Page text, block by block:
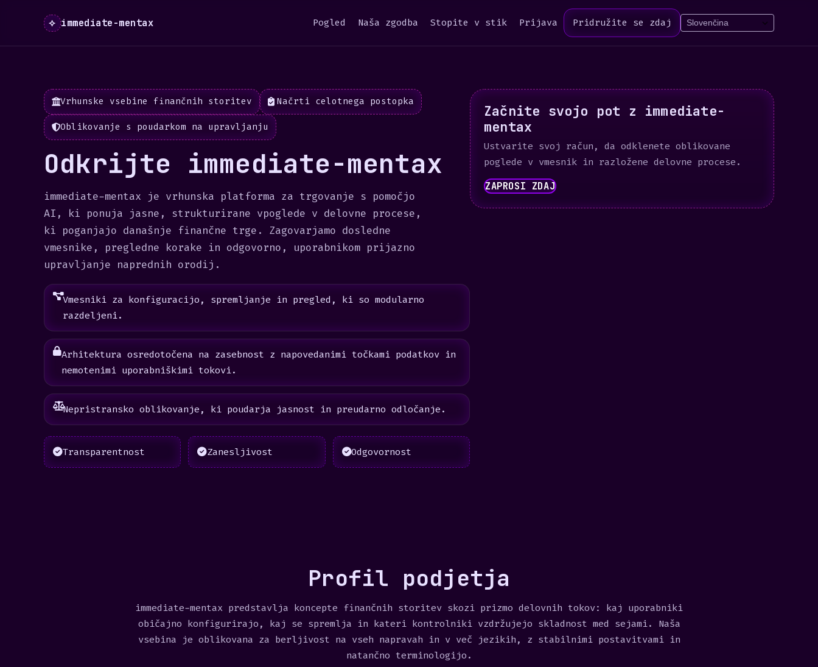
⟡ immediate-mentax Pogled Naša zgodba Stopite v stik Prijava Pridružite se zdaj
Vrhunske vsebine finančnih storitev Načrti celotnega postopka
Oblikovanje s poudarkom na upravljanju
Odkrijte immediate-mentax
immediate-mentax je vrhunska platforma za trgovanje s pomočjo
AI, ki ponuja jasne, strukturirane vpoglede v delovne procese,
ki poganjajo današnje finančne trge. Zagovarjamo dosledne
vmesnike, pregledne korake in odgovorno, uporabnikom prijazno
upravljanje naprednih orodij.
Vmesniki za konfiguracijo, spremljanje in pregled, ki so modularno
razdeljeni.
Arhitektura osredotočena na zasebnost z napovedanimi točkami podatkov in
nemotenimi uporabniškimi tokovi.
Nepristransko oblikovanje, ki poudarja jasnost in preudarno odločanje.
Transparentnost Zanesljivost Odgovornost
Začnite svojo pot z immediate-
mentax
Ustvarite svoj račun, da odklenete oblikovane
poglede v vmesnik in razložene delovne procese.
ZAPROSI ZDAJ
Profil podjetja
immediate-mentax predstavlja koncepte finančnih storitev skozi prizmo delovnih tokov: kaj uporabniki
običajno konfigurirajo, kaj se spremlja in kateri kontrolniki vzdržujejo skladnost med sejami. Naša
vsebina je oblikovana za berljivost na vseh napravah in v več jezikih, z stabilnimi postavitvami in
natančno terminologijo.